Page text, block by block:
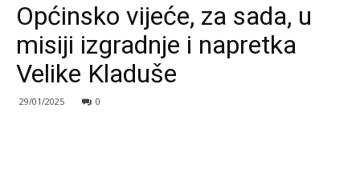
Općinsko vijeće, za sada, u
misiji izgradnje i napretka
Velike Kladuše
29/01/2025 0